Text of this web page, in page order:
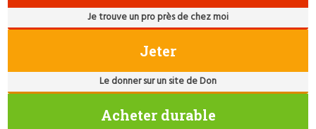
Je trouve un pro près de chez moi
Jeter
Le donner sur un site de Don
Acheter durable